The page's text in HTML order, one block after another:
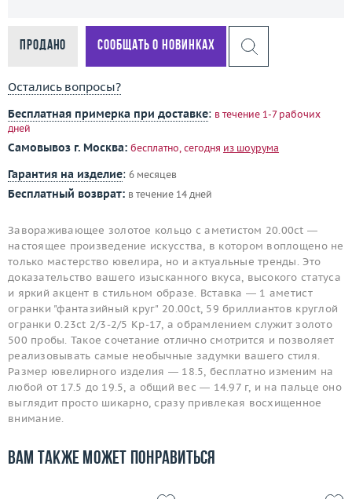
Продано Сообщать о новинках
Остались вопросы?
Бесплатная примерка при доставке: в течение 1-7 рабочих
дней
Самовывоз г. Москва: бесплатно, сегодня из шоурума
Гарантия на изделие: 6 месяцев
Бесплатный возврат: в течение 14 дней
Завораживающее золотое кольцо с аметистом 20.00ct —
настоящее произведение искусства, в котором воплощено не
только мастерство ювелира, но и актуальные тренды. Это
доказательство вашего изысканного вкуса, высокого статуса
и яркий акцент в стильном образе. Вставка — 1 аметист
огранки "фантазийный круг" 20.00ct, 59 бриллиантов круглой
огранки 0.23ct 2/3-2/5 Кр-17, а обрамлением служит золото
500 пробы. Такое сочетание отлично смотрится и позволяет
реализовывать самые необычные задумки вашего стиля.
Размер ювелирного изделия — 18.5, бесплатно изменим на
любой от 17.5 до 19.5, а общий вес — 14.97 г, и на пальце оно
выглядит просто шикарно, сразу привлекая восхищенное
внимание.
Вам также может понравиться